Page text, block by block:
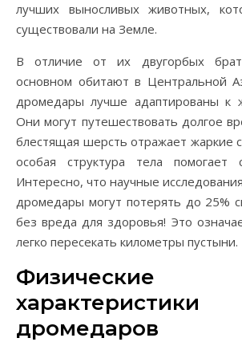
лучших выносливых животных,
существовали на Земле.
В отличие от их двугорбых
основном обитают в Центральной
дромедары лучше адаптированы к
Они могут путешествовать долгое
блестящая шерсть отражает жаркие
особая структура тела помогает
Интересно, что научные
дромедары могут потерять до 25%
без вреда для здоровья! Это
легко пересекать километры пустыни.
Физические
характеристики
дромедаров